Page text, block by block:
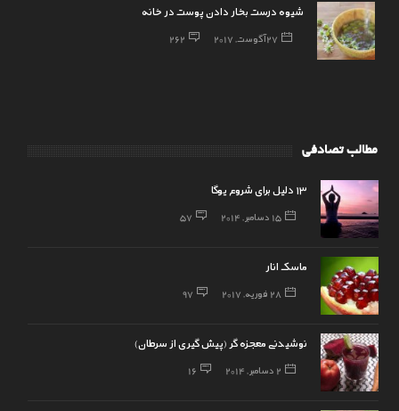
شیوه درست بخار دادن پوست در خانه
27 آگوست, 2017 262
مطالب تصادفی
۱۳ دلیل برای شروع یوگا
15 دسامبر, 2014 57
ماسک انار
28 فوریه, 2017 97
نوشیدنی معجزه گر (پیش گیری از سرطان)
2 دسامبر, 2014 16